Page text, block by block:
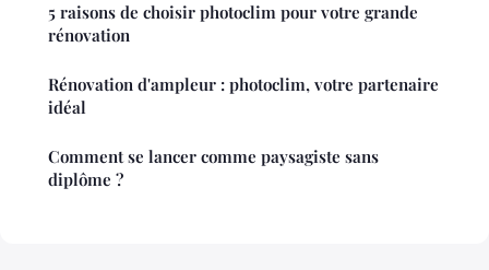
5 raisons de choisir photoclim pour votre grande
rénovation
Rénovation d'ampleur : photoclim, votre partenaire
idéal
Comment se lancer comme paysagiste sans
diplôme ?